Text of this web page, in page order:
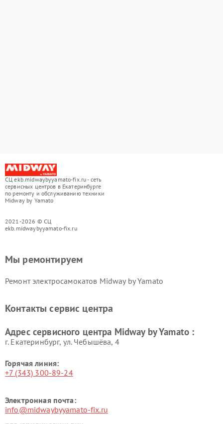
СЦ ekb.midwaybyyamato-fix.ru - сеть
сервисных центров в Екатеринбурге
по ремонту и обслуживанию техники
Midway by Yamato
2021-2026 © СЦ
ekb.midwaybyyamato-fix.ru
Мы ремонтируем
Ремонт электросамокатов Midway by Yamato
Контакты сервис центра
Адрес сервисного центра Midway by Yamato :
г. Екатеринбург, ул. Чебышёва, 4
Горячая линия:
+7 (343) 300-89-24
Электронная почта:
info@midwaybyyamato-fix.ru